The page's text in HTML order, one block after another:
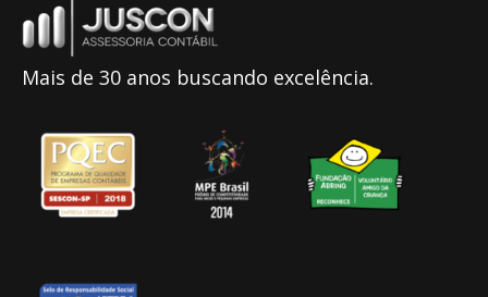
Mais de 30 anos buscando excelência.